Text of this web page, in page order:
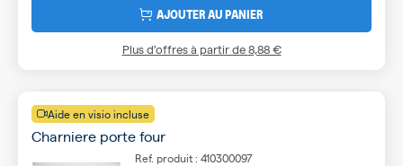
AJOUTER AU PANIER
Plus d’offres à partir de8,88 €
Aide en visio incluse
Charniere porte four
Ref. produit : 410300097